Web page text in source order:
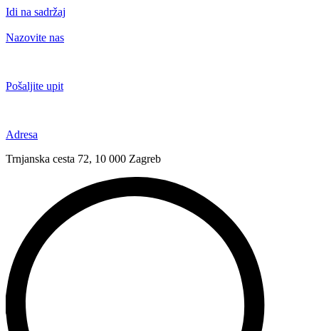
Idi na sadržaj
Nazovite nas
Pošaljite upit
Adresa
Trnjanska cesta 72, 10 000 Zagreb